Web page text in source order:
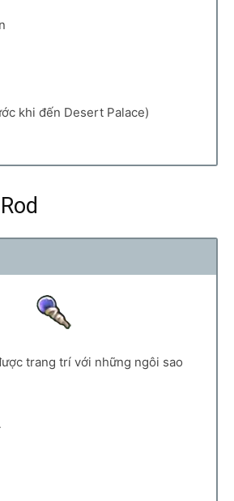
khi đến Desert Palace)
trang trí với những ngôi sao